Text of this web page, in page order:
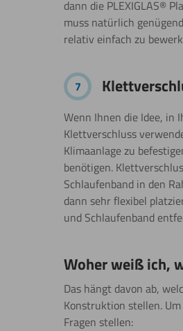
dann die PLEXIGLAS®
muss natürlich
relativ einfach zu
7
Wenn Ihnen die Idee, in
Klettverschluss
Klimaanlage zu
benötigen.
Schlaufenband in den
dann sehr flexibel
und Schlaufenband
Woher weiß ich,
Das hängt davon ab,
Konstruktion stellen.
Fragen stellen: